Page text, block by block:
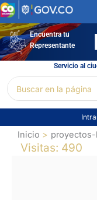
Ir
al
contenidoEncuentra tu
Representante
Servicio al
por:
Inicio
Visitas: 490